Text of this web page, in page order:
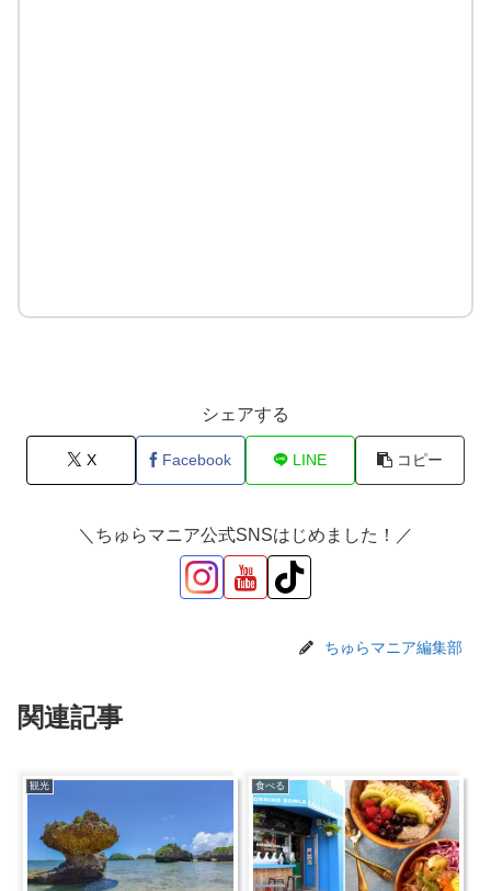
シェアする
X Facebook LINE コピー
＼ちゅらマニア公式SNSはじめました！／
ちゅらマニア編集部
関連記事
観光 食べる